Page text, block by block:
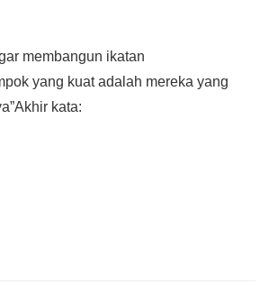
membangun ikatan
yang kuat adalah mereka yang
kata: